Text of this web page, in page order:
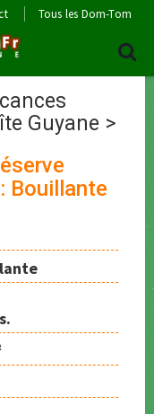
Tous les Dom-Tom
Guyane >
Bouillante